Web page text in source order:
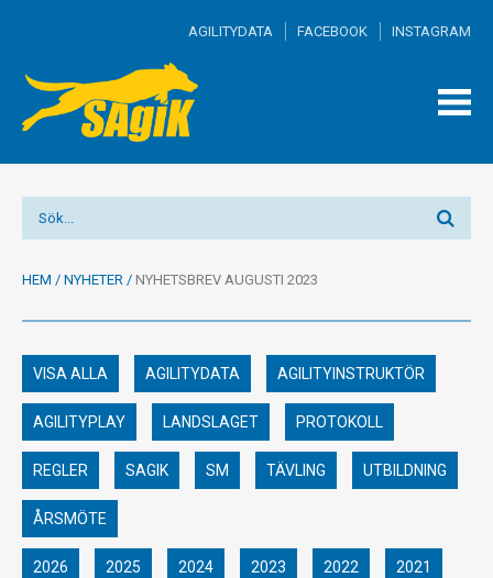
AGILITYDATA FACEBOOK INSTAGRAM
HEM / NYHETER / NYHETSBREV AUGUSTI 2023
VISA ALLA AGILITYDATA AGILITYINSTRUKTÖR
AGILITYPLAY LANDSLAGET PROTOKOLL
REGLER SAGIK SM TÄVLING UTBILDNING
ÅRSMÖTE
2026 2025 2024 2023 2022 2021